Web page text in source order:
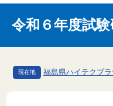
す
し
令和６年度試
現在地 福島県ハイテクプラ